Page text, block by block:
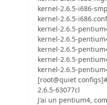
kernel-2.6.5-i686-
kernel-2.6.5-
kernel-2.6.5-
kernel-2.6.5-
kernel-2.6.5-
kernel-2.6.5-
kernel-2.6.5-
[root@quiet
2.6.5-63077cl
J'ai un pentium4,